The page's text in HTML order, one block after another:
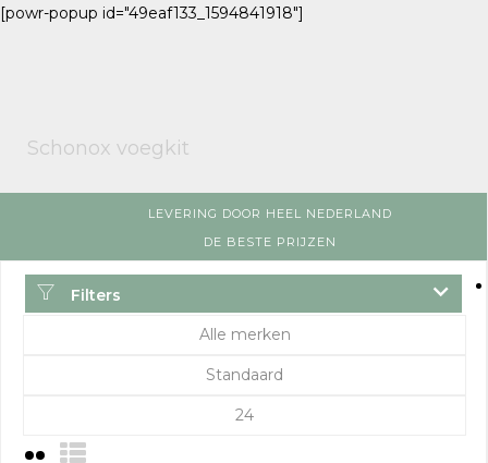
[powr-popup id="49eaf133_1594841918"]
Schonox voegkit
LEVERING DOOR HEEL NEDERLAND
DE BESTE PRIJZEN
Filters
Alle merken
Standaard
24